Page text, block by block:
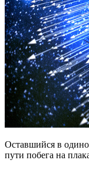
Оставшийся в
пути побега на